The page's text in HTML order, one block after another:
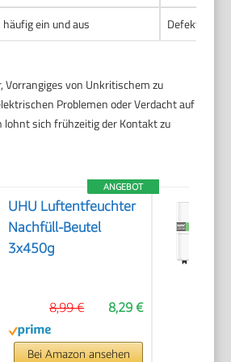
ein und aus
Defekter
Vorrangiges von Unkritischem zu
Problemen oder Verdacht auf
lohnt sich frühzeitig der Kontakt zu
ANGEBOT
UHU Luftentfeuchter
Nachfüll-Beutel
3x450g
8,29 €
8,99 €
Bei Amazon ansehen